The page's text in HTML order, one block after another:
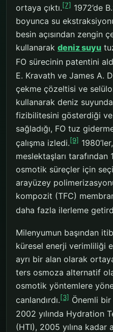
ortaya çıktı.[7] 1972’de
boyunca su
besin açısından zengin
kullanarak deniz suyu
FO sürecinin patentini
E. Kravath ve James A.
çekme çözeltisi ve
kullanarak deniz
fizibilitesini gösterdiği
sağladığı, FO tuz
çalışma izledi.[9]
meslektaşları tarafından
osmotik süreçler için
arayüzey
kompozit (TFC)
daha fazla ilerleme
Milenyumun başından
küresel enerji verimliliği
ayrı bir alan olarak
ters osmoza alternatif
osmotik yöntemlere
canlandırdı.[3] Önemli
2002 yılında Hydration
(HTI), 2005 yılına kadar